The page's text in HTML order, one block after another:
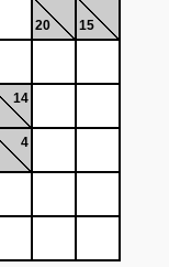
20
15
14
4